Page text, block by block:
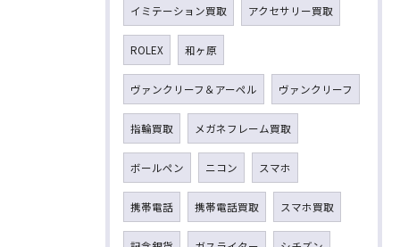
イミテーション買取 アクセサリー買取
ROLEX 和ヶ原
ヴァンクリーフ＆アーペル ヴァンクリーフ
指輪買取 メガネフレーム買取
ボールペン ニコン スマホ
携帯電話 携帯電話買取 スマホ買取